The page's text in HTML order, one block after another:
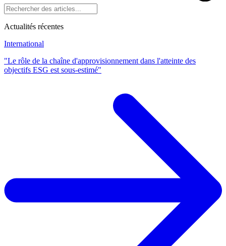
Actualités récentes
International
"Le rôle de la chaîne d'approvisionnement dans l'atteinte des
objectifs ESG est sous-estimé"